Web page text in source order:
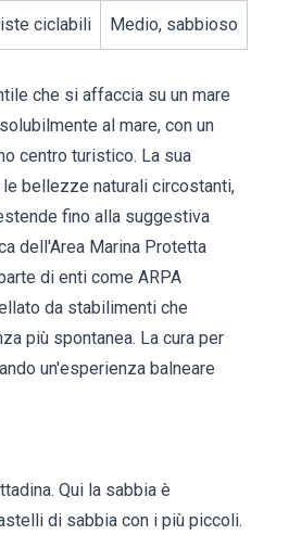
ciclabili
Medio, sabbioso
che si affaccia su un mare
al mare, con un
centro turistico. La sua
bellezze naturali circostanti,
fino alla suggestiva
dell'Area Marina Protetta
di enti come ARPA
da stabilimenti che
più spontanea. La cura per
un'esperienza balneare
Qui la sabbia è
di sabbia con i più piccoli.